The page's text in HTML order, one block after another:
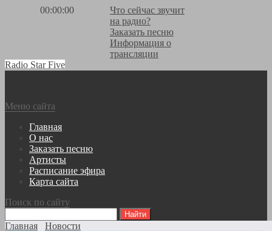
00:00:00
Что сейчас звучит
на радио?
Заказать песню
Информация о
трансляции
Radio Star Five
Меню сайта
Главная
О нас
Заказать песню
Артисты
Расписание эфира
Карта сайта
Поиск по сайту
Главная Новости